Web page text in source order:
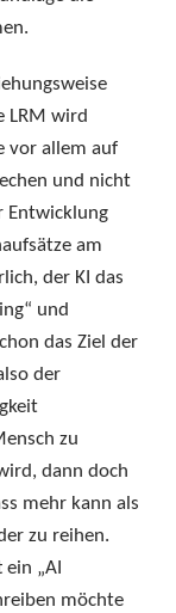
LRM wird
vor allem auf
und nicht
Entwicklung
am
der KI das
und
das Ziel der
der
zu
dann doch
mehr kann als
zu reihen.
„AI
möchte